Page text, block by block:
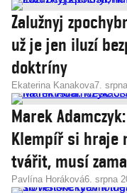
Zalužnyj
už je jen iluzí
doktríny
Ekaterina Kanakova7.
Marek
Klempíř si hraje
tvářit, musí
Pavlína Horáková6. srpna